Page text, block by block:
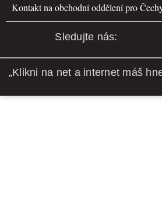
Kontakt na obchodní oddělení pro
Sledujte nás:
„Klikni na net a internet máš